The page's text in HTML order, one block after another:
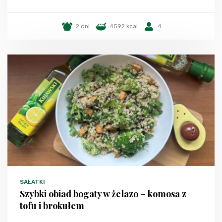
2 dni 4592 kcal 4
SAŁATKI
Szybki obiad bogaty w żelazo – komosa z
tofu i brokułem